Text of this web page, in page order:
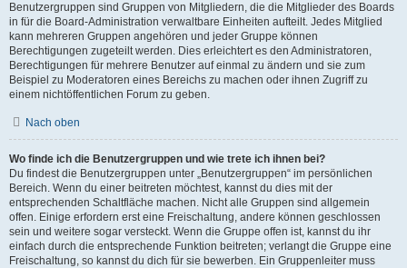
Benutzergruppen sind Gruppen von Mitgliedern, die die Mitglieder des Boards
in für die Board-Administration verwaltbare Einheiten aufteilt. Jedes Mitglied
kann mehreren Gruppen angehören und jeder Gruppe können
Berechtigungen zugeteilt werden. Dies erleichtert es den Administratoren,
Berechtigungen für mehrere Benutzer auf einmal zu ändern und sie zum
Beispiel zu Moderatoren eines Bereichs zu machen oder ihnen Zugriff zu
einem nichtöffentlichen Forum zu geben.
Nach oben
Wo finde ich die Benutzergruppen und wie trete ich ihnen bei?
Du findest die Benutzergruppen unter „Benutzergruppen“ im persönlichen
Bereich. Wenn du einer beitreten möchtest, kannst du dies mit der
entsprechenden Schaltfläche machen. Nicht alle Gruppen sind allgemein
offen. Einige erfordern erst eine Freischaltung, andere können geschlossen
sein und weitere sogar versteckt. Wenn die Gruppe offen ist, kannst du ihr
einfach durch die entsprechende Funktion beitreten; verlangt die Gruppe eine
Freischaltung, so kannst du dich für sie bewerben. Ein Gruppenleiter muss